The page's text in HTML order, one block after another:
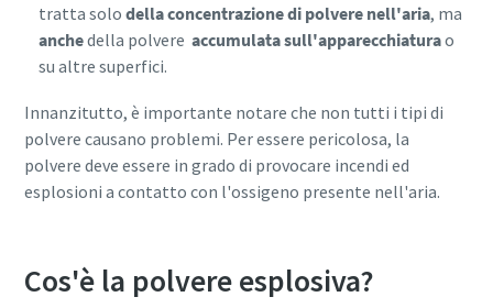
Riduzione delle emissioni di carbonio per una produzione
ecologica: tutto quello che c'è da sapere
Per saperne di più
tratta solodella concentrazione di polvere nell'aria, ma
anchedella polvereaccumulata sull'apparecchiaturao
su altre superfici.
Innanzitutto, è importante notare che non tutti i tipi di
polvere causano problemi. Per essere pericolosa, la
polvere deve essere in grado di provocare incendi ed
esplosioni a contatto con l'ossigeno presente nell'aria.
Cos'è la polvere esplosiva?